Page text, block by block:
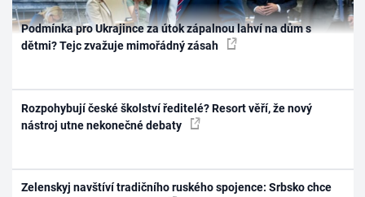
Podmínka pro Ukrajince za útok zápalnou lahví na dům s
dětmi? Tejc zvažuje mimořádný zásah
Rozpohybují české školství ředitelé? Resort věří, že nový
nástroj utne nekonečné debaty
Zelenskyj navštíví tradičního ruského spojence: Srbsko chce